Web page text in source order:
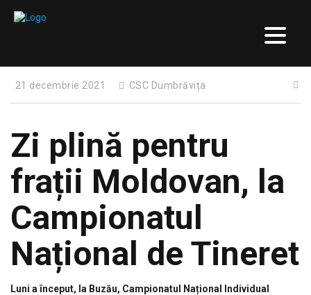
21 decembrie 2021 CSC Dumbrăvița
Zi plină pentru
frații Moldovan, la
Campionatul
Național de Tineret
Luni a început, la Buzău, Campionatul Național Individual